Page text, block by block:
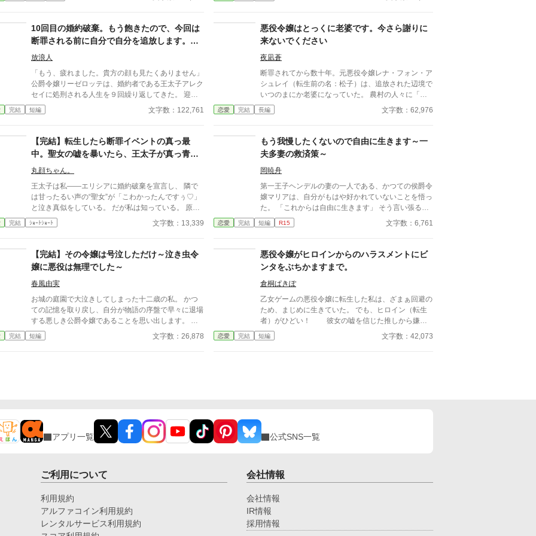
こんな環境なら歪んでも仕方ない。そう思う程に、彼
に歪んでしまえば、ゲームと同じように罪を暴かれて
牢屋に行くだけだ。 そのため、私は心を強く持つし
かなかった。悲惨な結末を迎えないためにも、どんな
に不当な扱いをされても、耐え抜くしかなかったので
ある。 そんな私に、解放される日がやって来た。 そ
れは、ゲームの始まりである魔法学園入学の日だ。
全寮制の学園には、歪な家族は存在しない。 私は、
自由を得たのである。 その自由を謳歌しながら、私
は思っていた。 悲惨な境遇から必ず抜け出し、自由
愛のディアム王子をヒロインに奪われてはなりませ
ンを排除する為に。 ※小説家になろう様等、他サ
イト様にも掲載です。
10回目の婚約破棄。もう飽きたので、今回は
断罪される前に自分で自分を追放します。二
度と探さないでください（フリではありませ
放浪人
「もう、疲れました。貴方の顔も見たくありません」
公爵令嬢リーゼロッテは、婚約者である王太子アレク
セイに処刑される人生を９回繰り返してきた。 迎え
た１０回目の人生。もう努力も愛想笑いも無駄だと悟
った彼女は、断罪イベントの一ヶ月前に自ら姿を消す
を頂き、書き置きを残して国外逃亡！ 目指せ、安眠
と自由のスローライフ！ ――のはずだったのだが。
「『顔も見たくない』だと？ つまり、直視できない
ほど私が好きだという照れ隠しか！」 「『探さない
で』？ 地の果てまで追いかけて抱きしめてほしいと
いうフリだな！」 実は１周目からリーゼロッテを溺
愛していた（が、コミュ障すぎて伝わっていなかっ
た）アレクセイ王子は、彼女の拒絶を「愛の試練（か
くれんぼ）」と超ポジティブに誤解！ 国家権力と軍
る最強令嬢VS愛が重すぎる勘違い王子。 聖女もドラ
ゴンも帝国も巻き込んだ、史上最大規模の「国境なき
作成しています
完結 短編 文字数：122,761
悪役令嬢はとっくに老婆です。今さら謝りに
来ないでください
夜凪蒼
断罪されてから数十年。元悪役令嬢レナ・フォン・ア
シュレイ（転生前の名：松子）は、追放された辺境で
いつのまにか老婆になっていた。 農村の人々に「レ
ナばあさん」と呼ばれ、日向ぼっこと昼寝を愛する
悠々自適な老後。乙女ゲームの記憶も悪役令嬢の野望
った。 そんなある日、レナが床に伏しているという
噂が広まった。すると——かつての断罪に関わった人
物たちが、全員老人になって謝りに来た。「死ぬ前
に、謝らなければ」と。 レナの本音：「もういいの
よ。昔の話でしょ」 だが老人たちは次々と訪れ——
そして次々と、レナより先に逝く。見送られるはずだ
った老婆が、全員を見送ることになった。 ※本作は
「小説家になろう」「カクヨム」にも掲載していま
す。
恋愛 完結 長編 文字数：62,976
【完結】転生したら断罪イベントの真っ最
中。聖女の嘘を暴いたら、王太子が真っ青に
なりました
丸顔ちゃん。
王太子は私――エリシアに婚約破棄を宣言し、 隣で
は甘ったるい声の“聖女”が「こわかったんですぅ♡」
と泣き真似をしている。 だが私は知っている。 原作
では、この聖女こそが禁術で王太子の魔力を吸い取
り、 私に冤罪を着せて処刑へ追い込んだ張本人だ。
い。 私は転生者としての知識を武器に、 聖女の嘘と
禁術の証拠を次々に暴き、 王太子の依存と愚かさを
白日の下に晒す。 「婚約は……こちらから願い下げ
です」 土下座する王太子も、泣き叫ぶ聖女も、もう
関係ない。 私は新しい未来を選ぶ。
完結 ｼｮｰﾄｼｮｰﾄ 文字数：13,339
もう我慢したくないので自由に生きます～一
夫多妻の救済策～
岡暁舟
第一王子ヘンデルの妻の一人である、かつての侯爵令
嬢マリアは、自分がもはや好かれていないことを悟っ
た。 「これからは自由に生きます」 そう言い張るマ
リアに対して、ヘンデルは、 「勝手にしろ」 と突き
放した。
恋愛 完結 短編 R15 文字数：6,761
【完結】その令嬢は号泣しただけ～泣き虫令
嬢に悪役は無理でした～
春風由実
お城の庭園で大泣きしてしまった十二歳の私。 かつ
ての記憶を取り戻し、自分が物語の序盤で早々に退場
する悪しき公爵令嬢であることを思い出します。 私
は目立たず密やかに穏やかに、そして出来るだけ長く
生きたいのです。 それにこんなに泣き虫だから、王
完結 短編 文字数：26,878
悪役令嬢がヒロインからのハラスメントにビ
ンタをぶちかますまで。
倉桐ぱきぽ
乙女ゲームの悪役令嬢に転生した私は、ざまぁ回避の
ため、まじめに生きていた。 でも、ヒロイン（転生
者）がひどい！ 彼女の嘘を信じた推しから嫌わ
れるし。無実の罪を着せられるし。そのうえ「ちゃん
と悪役やりなさい」⁉ シナリオ通りに進めたいヒロイ
恋愛 完結 短編 文字数：42,073
アプリ一覧 公式SNS一覧
ご利用について
利用規約
アルファコイン利用規約
レンタルサービス利用規約
会社情報
会社情報
IR情報
採用情報